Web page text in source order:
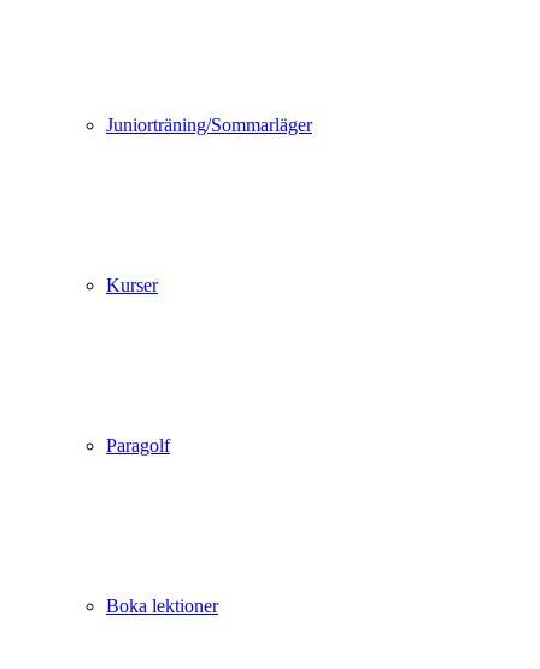
Juniorträning/Sommarläger
Kurser
Paragolf
Boka lektioner